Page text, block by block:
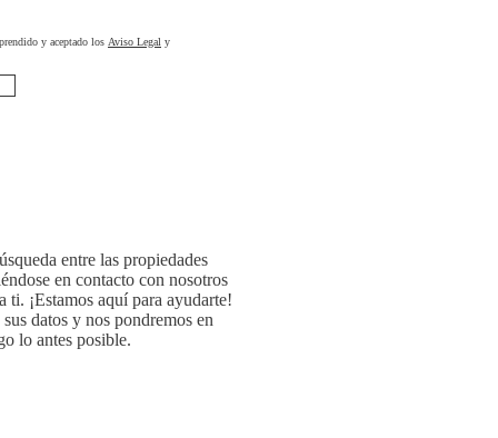
y aceptado los Aviso Legal y
entre las propiedades
en contacto con nosotros
¡Estamos aquí para ayudarte!
datos y nos pondremos en
lo antes posible.